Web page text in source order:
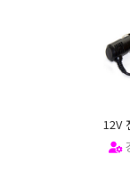
12V